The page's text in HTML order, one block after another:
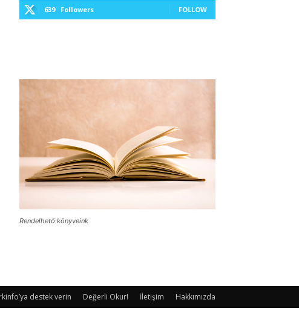
639 Followers FOLLOW
Rendelhető könyveink
destek verin Değerli Okur! İletişim Hakkımızda